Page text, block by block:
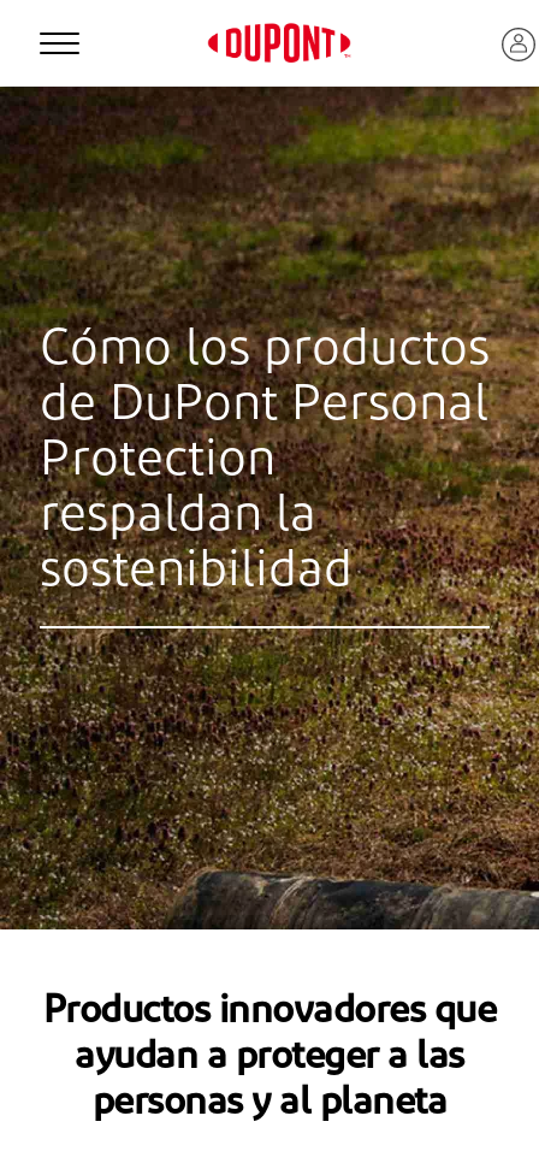
Personal Protection
™
Cómo los productos
de DuPont Personal
Protection
respaldan la
sostenibilidad
Productos innovadores que
ayudan a proteger a las
personas y al planeta